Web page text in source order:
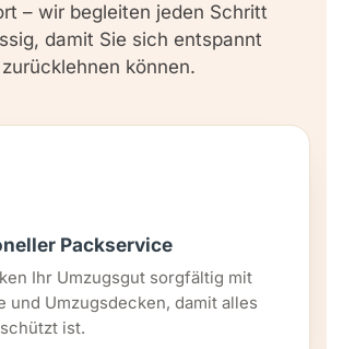
– wir begleiten jeden Schritt
damit Sie sich entspannt
zurücklehnen können.
Packservice
Ihr Umzugsgut sorgfältig mit
und Umzugsdecken, damit alles
ist.